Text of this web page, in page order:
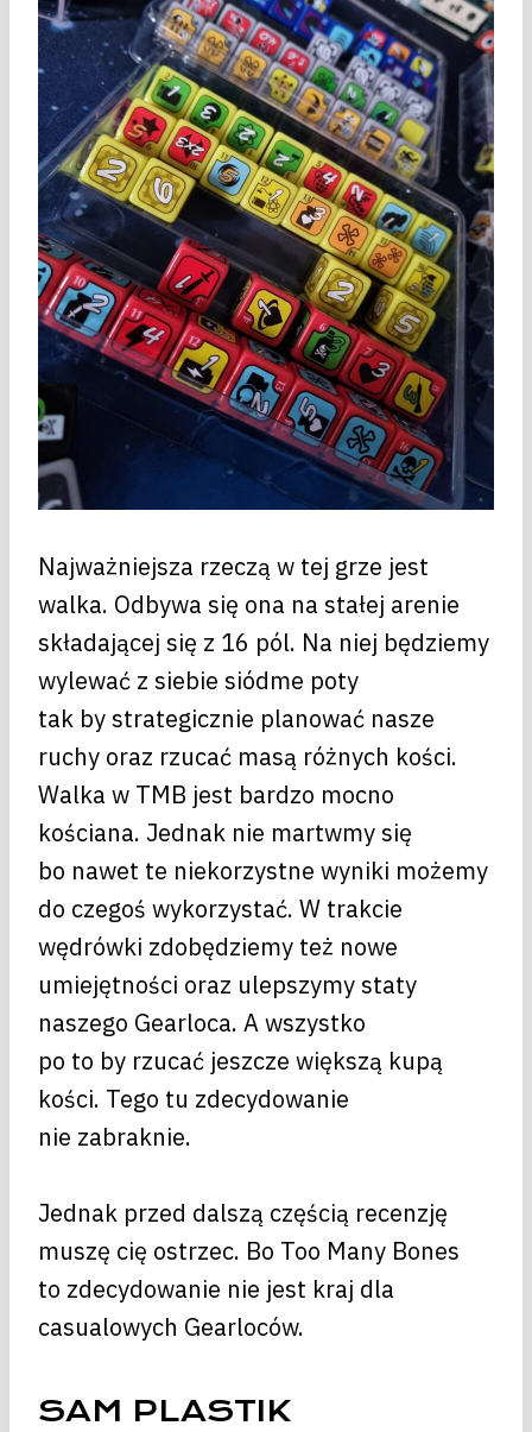
Najważniejsza rzeczą w tej grze jest
walka. Odbywa się ona na stałej arenie
składającej się z 16 pól. Na niej będziemy
wylewać z siebie siódme poty
tak by strategicznie planować nasze
ruchy oraz rzucać masą różnych kości.
Walka w TMB jest bardzo mocno
kościana. Jednak nie martwmy się
bo nawet te niekorzystne wyniki możemy
do czegoś wykorzystać. W trakcie
wędrówki zdobędziemy też nowe
umiejętności oraz ulepszymy staty
naszego Gearloca. A wszystko
po to by rzucać jeszcze większą kupą
kości. Tego tu zdecydowanie
nie zabraknie.
Jednak przed dalszą częścią recenzję
muszę cię ostrzec. Bo Too Many Bones
to zdecydowanie nie jest kraj dla
casualowych Gearloców.
SAM PLASTIK